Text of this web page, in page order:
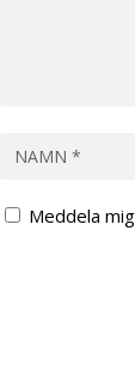
Meddela